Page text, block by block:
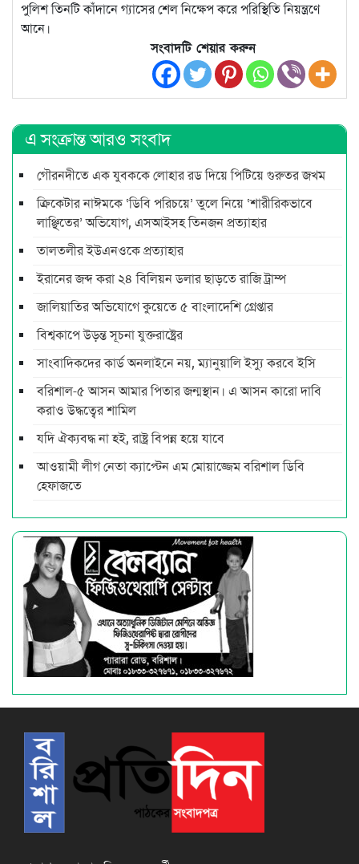
পুলিশ তিনটি কাঁদানে গ্যাসের শেল নিক্ষেপ করে পরিস্থিতি নিয়ন্ত্রণে
আনে।
সংবাদটি শেয়ার করুন
এ সংক্রান্ত আরও সংবাদ
গৌরনদীতে এক যুবককে লোহার রড দিয়ে পিটিয়ে গুরুতর জখম
ক্রিকেটার নাঈমকে ‘ডিবি পরিচয়ে’ তুলে নিয়ে ‘শারীরিকভাবে
লাঞ্ছিতের’ অভিযোগ, এসআইসহ তিনজন প্রত্যাহার
তালতলীর ইউএনওকে প্রত্যাহার
ইরানের জব্দ করা ২৪ বিলিয়ন ডলার ছাড়তে রাজি ট্রাম্প
জালিয়াতির অভিযোগে কুয়েতে ৫ বাংলাদেশি গ্রেপ্তার
বিশ্বকাপে উড়ন্ত সূচনা যুক্তরাষ্ট্রের
সাংবাদিকদের কার্ড অনলাইনে নয়, ম্যানুয়ালি ইস্যু করবে ইসি
বরিশাল-৫ আসন আমার পিতার জন্মস্থান। এ আসন কারো দাবি
করাও উদ্ধত্বের শামিল
যদি ঐক্যবদ্ধ না হই, রাষ্ট্র বিপন্ন হয়ে যাবে
আওয়ামী লীগ নেতা ক্যাপ্টেন এম মোয়াজ্জেম বরিশাল ডিবি
হেফাজতে